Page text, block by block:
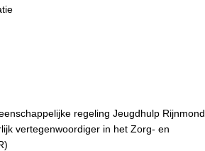
regeling Jeugdhulp Rijnmond
vertegenwoordiger in het Zorg- en